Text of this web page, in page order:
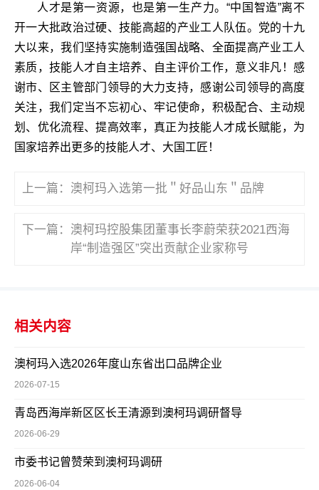
人才是第一资源，也是第一生产力。“中国智造”离不
开一大批政治过硬、技能高超的产业工人队伍。党的十九
大以来，我们坚持实施制造强国战略、全面提高产业工人
素质，技能人才自主培养、自主评价工作，意义非凡！感
谢市、区主管部门领导的大力支持，感谢公司领导的高度
关注，我们定当不忘初心、牢记使命，积极配合、主动规
划、优化流程、提高效率，真正为技能人才成长赋能，为
国家培养出更多的技能人才、大国工匠！
上一篇： 澳柯玛入选第一批＂好品山东＂品牌
下一篇： 澳柯玛控股集团董事长李蔚荣获2021西海
岸“制造强区”突出贡献企业家称号
相关内容
澳柯玛入选2026年度山东省出口品牌企业
2026-07-15
青岛西海岸新区区长王清源到澳柯玛调研督导
2026-06-29
市委书记曾赞荣到澳柯玛调研
2026-06-04